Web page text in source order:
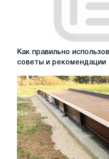
Как
автомобильные
весы:
советы
и
рекомендации
Как правильно
советы и рекомендации